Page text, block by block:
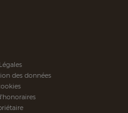
des données